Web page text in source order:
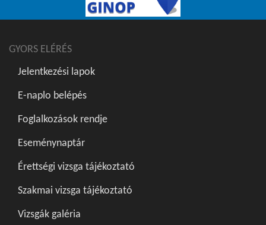
GYORS ELÉRÉS
Jelentkezési lapok
E-naplo belépés
Foglalkozások rendje
Eseménynaptár
Érettségi vizsga tájékoztató
Szakmai vizsga tájékoztató
Vizsgák galéria